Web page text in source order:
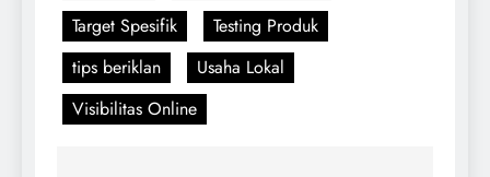
Target Spesifik
Testing Produk
tips beriklan
Usaha Lokal
Visibilitas Online